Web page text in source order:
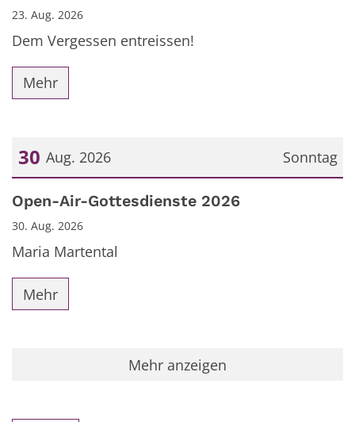
23. Aug. 2026
Dem Vergessen entreissen!
Mehr
Sonntag
30 Aug. 2026
Datum: 30. August 2026
Open-Air-Gottesdienste 2026
30. Aug. 2026
Maria Martental
Mehr
Mehr anzeigen